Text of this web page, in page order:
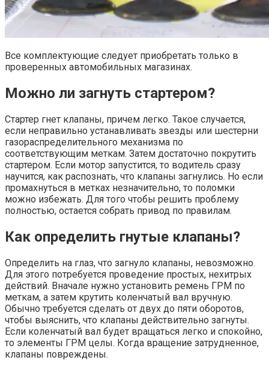
Все комплектующие следует приобретать только в
проверенных автомобильных магазинах.
Можно ли загнуть стартером?
Стартер гнет клапаны, причем легко. Такое случается,
если неправильно устанавливать звезды или шестерни
газораспределительного механизма по
соответствующим меткам. Затем достаточно покрутить
стартером. Если мотор запустится, то водитель сразу
научится, как распознать, что клапаны загнулись. Но если
промахнуться в метках незначительно, то поломки
можно избежать. Для того чтобы решить проблему
полностью, остается собрать привод по правилам.
Как определить гнутые клапаны?
Определить на глаз, что загнуло клапаны, невозможно.
Для этого потребуется проведение простых, нехитрых
действий. Вначале нужно установить ремень ГРМ по
меткам, а затем крутить коленчатый вал вручную.
Обычно требуется сделать от двух до пяти оборотов,
чтобы выяснить, что клапаны действительно загнуты.
Если коленчатый вал будет вращаться легко и спокойно,
то элементы ГРМ целы. Когда вращение затрудненное,
клапаны повреждены.